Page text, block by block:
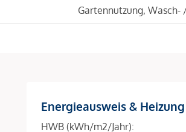
Gartennutzung, Wasch-
Energieausweis & Heizung
HWB (kWh/m2/Jahr):